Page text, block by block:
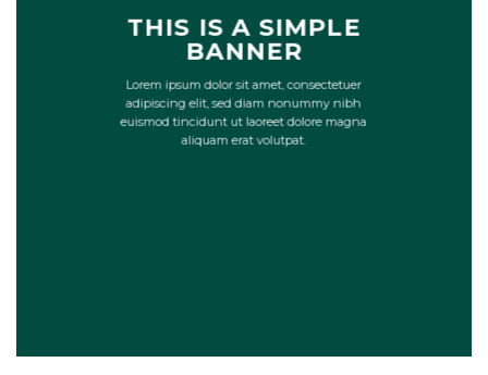
THIS IS A SIMPLE
BANNER
Lorem ipsum dolor sit amet, consectetuer
adipiscing elit, sed diam nonummy nibh
euismod tincidunt ut laoreet dolore magna
aliquam erat volutpat.